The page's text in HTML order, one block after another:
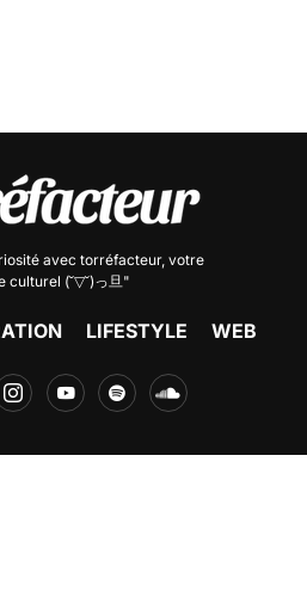
avec torréfacteur, votre
culturel (˘▽˘)っ旦"
LIFESTYLE WEB